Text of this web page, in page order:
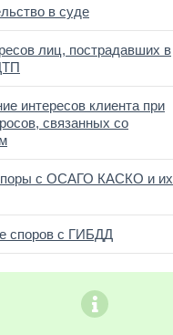
в суде
лиц, пострадавших в
интересов клиента при
связанных со
с ОСАГО КАСКО и их
споров с ГИБДД